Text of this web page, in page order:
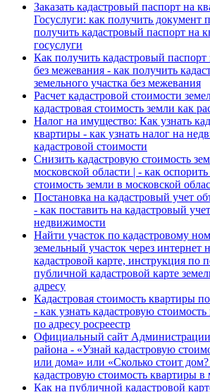
Заказать кадастровый паспорт на
Госуслуги: как получить документ
получить кадастровый паспорт на
госуслуги
Как получить кадастровый паспорт
без межевания - как получить
земельного участка без межевания
Расчет кадастровой стоимости
кадастровая стоимость земли как
Налог на имущество: Как узнать
квартиры - как узнать налог на
кадастровой стоимости
Снизить кадастровую стоимость
московской области | - как
стоимость земли в московской
Постановка на кадастровый учет
- как поставить на кадастровый
недвижимости
Найти участок по кадастровому
земельный участок через интернет
кадастровой карте, инструкция по
публичной кадастровой карте
адресу
Кадастровая стоимость квартиры
- как узнать кадастровую
по адресу росреестр
Официальный сайт Администрации
района - «Узнай кадастровую
или дома» или «Сколько стоит дом?
кадастровую стоимость квартиры в
Как на публичной кадастровой